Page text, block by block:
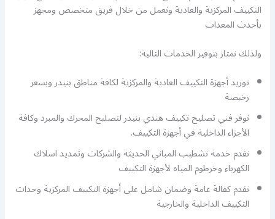
التكييف المركزية والعادية ونعمل من خلال فريق متخصص ومجهز
بأحدث المعدات
ولذلك نمتاز بتوفير الخدمات التالية:
توريد أجهزة التكييف العادية والمركزية لكافة مناطق بنيدر وبسعر
رخيصة
نوفر فني تصليح تكييف هندي بنيدر لتصليح المحرك والمبرد وكافة
الأجزاء الداخلية في أجهزة التكييف.
نقدم خدمة تشطيب المباني الحديثة والشركات وتمديد اسلاك
الكهرباء وخرطوم المياه لأجهزة التكييف
نقدم كفالة عامة وضمان شامل على أجهزة التكييف المركزية وحدات
التكييف الداخلية والخارجية